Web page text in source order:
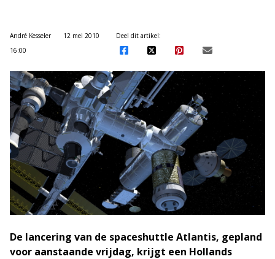
André Kesseler
12 mei 2010
16:00
Deel dit artikel:
De lancering van de spaceshuttle Atlantis, gepland
voor aanstaande vrijdag, krijgt een Hollands